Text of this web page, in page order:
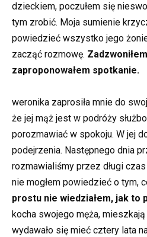
dzieckiem, poczułem się
tym zrobić. Moja sumienie
powiedzieć wszystko jego
zacząć rozmowę.
zaproponowałem spotkanie.
weronika zaprosiła mnie do
że jej mąż jest w podróży
porozmawiać w spokoju. W jej
podejrzenia. Następnego dnia
rozmawialiśmy przez długi
nie mogłem powiedzieć o tym,
prostu nie wiedziałem, jak to
kocha swojego męża,
wydawało się mieć cztery lata